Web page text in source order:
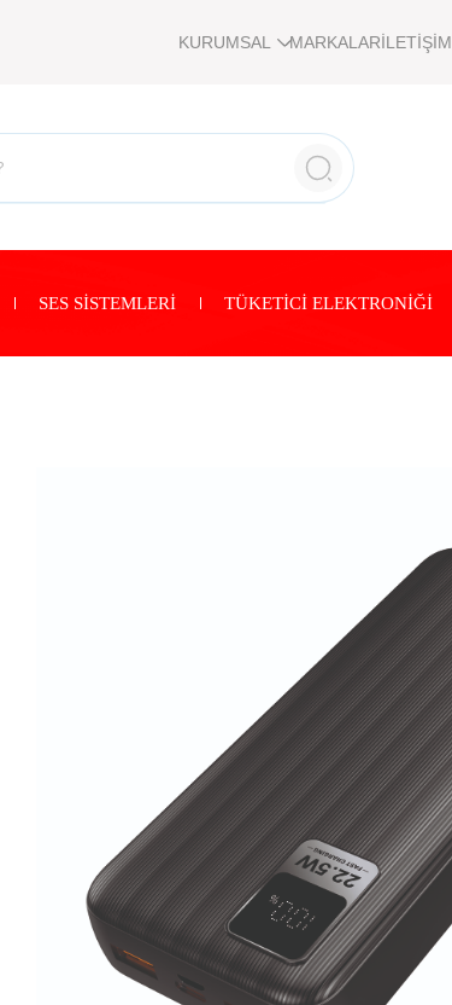
KURUMSAL MARKALARİLETİŞİM
SES SİSTEMLERİ TÜKETİCİ ELEKTRONİĞİ